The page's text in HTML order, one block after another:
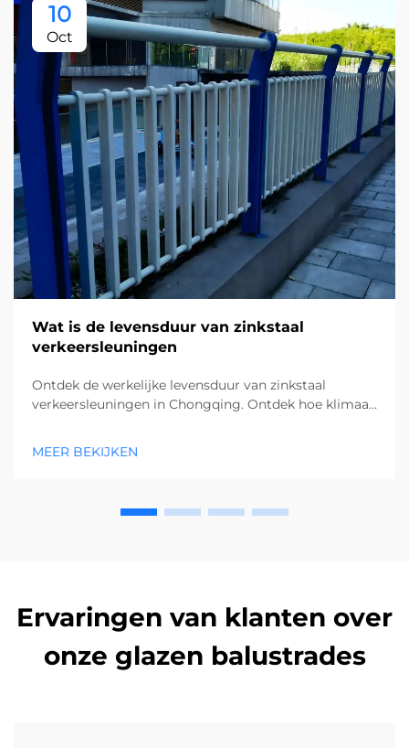
10
Oct
Wat is de levensduur van zinkstaal
verkeersleuningen
Ontdek de werkelijke levensduur van zinkstaal
verkeersleuningen in Chongqing. Ontdek hoe klimaat,
over het verlengen van de levensduur en het verlagen
MEER BEKIJKEN
Ervaringen van klanten over
onze glazen balustrades